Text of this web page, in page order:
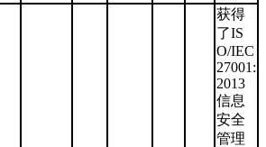
获得
了IS
O/IEC
27001:
2013
信息
安全
管理